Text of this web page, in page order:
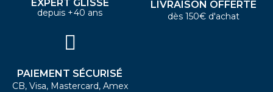
EXPERT GLISSE
depuis +40 ans
LIVRAISON OFFERTE
dès 150€ d'achat
PAIEMENT SÉCURISÉ
CB, Visa, Mastercard, Amex